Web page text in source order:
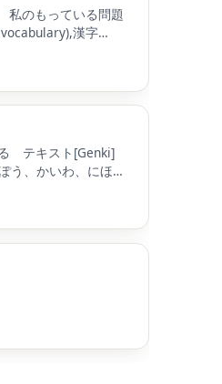
のもっている問題
漢字
テキスト[Genki]
、かいわ、にほん
じかんのよみか